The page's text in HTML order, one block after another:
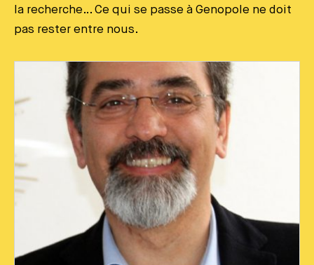
la recherche… Ce qui se passe à Genopole ne doit
pas rester entre nous.